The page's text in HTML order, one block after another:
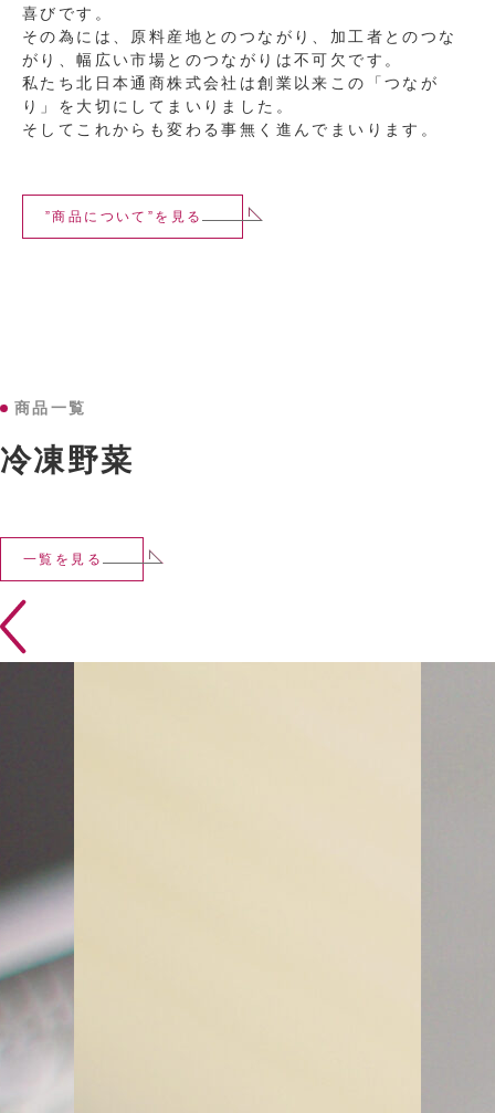
喜びです。
その為には、原料産地とのつながり、加工者とのつな
がり、幅広い市場とのつながりは不可欠です。
私たち北日本通商株式会社は創業以来この「つなが
り」を大切にしてまいりました。
そしてこれからも変わる事無く進んでまいります。
”商品について”を見る
商品一覧
冷凍野菜
一覧を見る